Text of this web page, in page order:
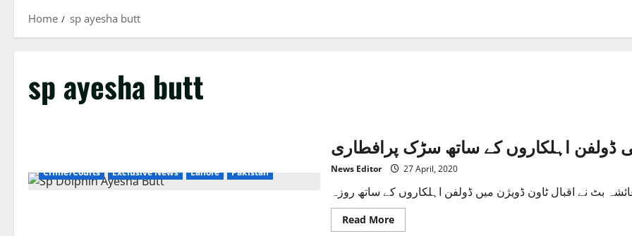
Home sp ayesha butt
sp ayesha butt
Crime/Courts Exclusive News Lahore Pakistan
اہلکاروں کے ساتھ سڑک پرافطاری
News Editor 27 April, 2020
Read MoreRead
more